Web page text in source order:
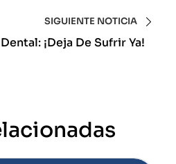
SIGUIENTE NOTICIA
¡Deja De Sufrir Ya!